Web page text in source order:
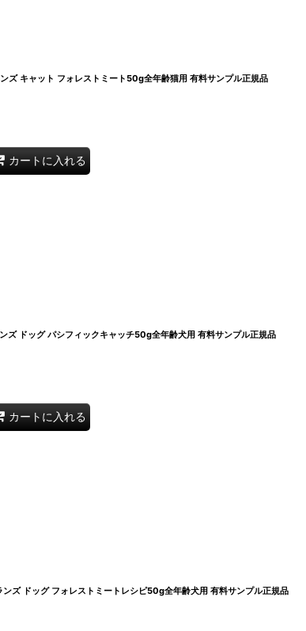
ズ キャット フォレストミート50g全年齢猫用 有料サンプル正規品
カートに入れる
ズ ドッグ パシフィックキャッチ50g全年齢犬用 有料サンプル正規品
カートに入れる
ズ ドッグ フォレストミートレシピ50g全年齢犬用 有料サンプル正規品